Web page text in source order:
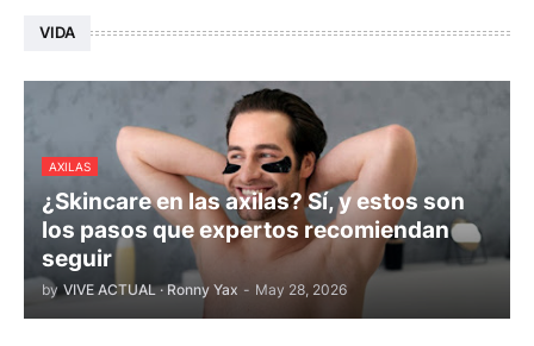
VIDA
AXILAS
¿Skincare en las axilas? Sí, y estos son
los pasos que expertos recomiendan
seguir
by VIVE ACTUAL · Ronny Yax - May 28, 2026